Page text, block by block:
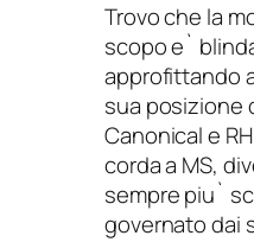
Trovo che la
scopo e`
approfittando
sua posizione
Canonical e
corda a MS,
sempre piu`
governato dai